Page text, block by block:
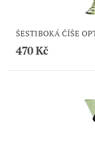
ŠESTIBOKÁ ČÍŠE
470 Kč